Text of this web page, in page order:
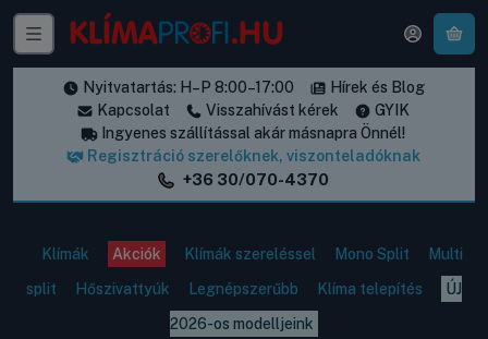
Nyitvatartás: H–P 8:00–17:00
Hírek és Blog
Kapcsolat
Visszahívást kérek
GYIK
Ingyenes szállítással akár másnapra Önnél!
Regisztráció szerelőknek, viszonteladóknak
+36 30/070-4370
Klímák Akciók Klímák szereléssel Mono Split
Multi
split
Hőszivattyúk Legnépszerűbb Klíma telepítés
ÚJ
2026-os modelljeink